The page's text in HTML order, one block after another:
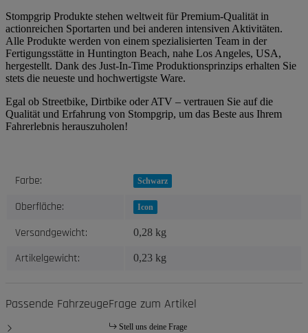
Stompgrip Produkte stehen weltweit für Premium-Qualität in
actionreichen Sportarten und bei anderen intensiven Aktivitäten.
Alle Produkte werden von einem spezialisierten Team in der
Fertigungsstätte in Huntington Beach, nahe Los Angeles, USA,
hergestellt. Dank des Just-In-Time Produktionsprinzips erhalten Sie
stets die neueste und hochwertigste Ware.
Egal ob Streetbike, Dirtbike oder ATV – vertrauen Sie auf die
Qualität und Erfahrung von Stompgrip, um das Beste aus Ihrem
Fahrerlebnis herauszuholen!
Produkteigenschaft
Wert
Farbe: Schwarz
Oberfläche: Icon
Versandgewicht: 0,28 kg
Artikelgewicht: 0,23 kg
Passende FahrzeugeFrage zum Artikel
Stell uns deine Frage